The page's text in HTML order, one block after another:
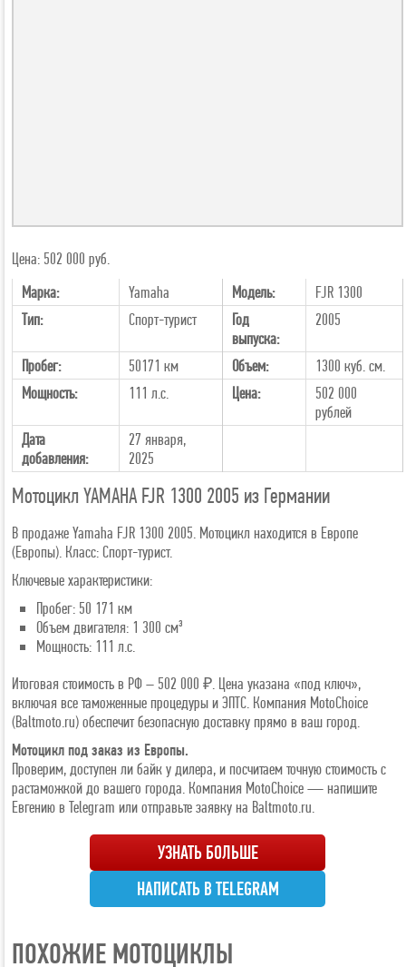
Цена: 502 000 руб.
Марка:
Yamaha Модель:
FJR 1300
Тип:
Спорт-турист
Год
выпуска:
2005
Пробег: 50171 км Объем:
1300 куб. см.
Мощность:
111 л.с. Цена:
502 000
рублей
Дата
добавления:
27 января,
2025
Мотоцикл YAMAHA FJR 1300 2005 из Германии
В продаже Yamaha FJR 1300 2005. Мотоцикл находится в Европе
(Европы). Класс: Спорт-турист.
Ключевые характеристики:
Пробег: 50 171 км
Объем двигателя: 1 300 см³
Мощность: 111 л.с.
Итоговая стоимость в РФ – 502 000 ₽. Цена указана «под ключ»,
включая все таможенные процедуры и ЭПТС. Компания MotoChoice
(Baltmoto.ru) обеспечит безопасную доставку прямо в ваш город.
Мотоцикл под заказ из Европы.
Проверим, доступен ли байк у дилера, и посчитаем точную стоимость с
растаможкой до вашего города. Компания MotoChoice — напишите
Евгению в Telegram или отправьте заявку на Baltmoto.ru.
УЗНАТЬ БОЛЬШЕ
НАПИСАТЬ В TELEGRAM
ПОХОЖИЕ МОТОЦИКЛЫ